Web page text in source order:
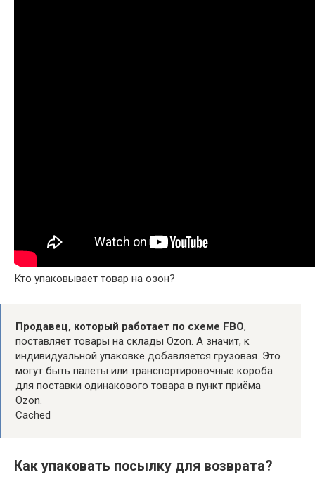
Кто упаковывает товар на озон?
Продавец, который работает по схеме FBO,
поставляет товары на склады Ozon. А значит, к
индивидуальной упаковке добавляется грузовая. Это
могут быть палеты или транспортировочные короба
для поставки одинакового товара в пункт приёма
Ozon.
Cached
Как упаковать посылку для возврата?